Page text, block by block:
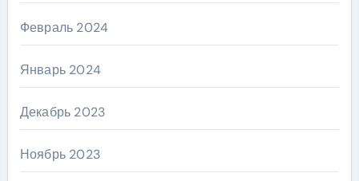
Февраль 2024
Январь 2024
Декабрь 2023
Ноябрь 2023